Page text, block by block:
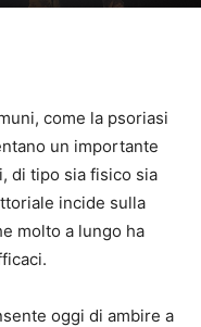
come la psoriasi
un importante
di tipo sia fisico sia
incide sulla
molto a lungo ha
oggi di ambire a